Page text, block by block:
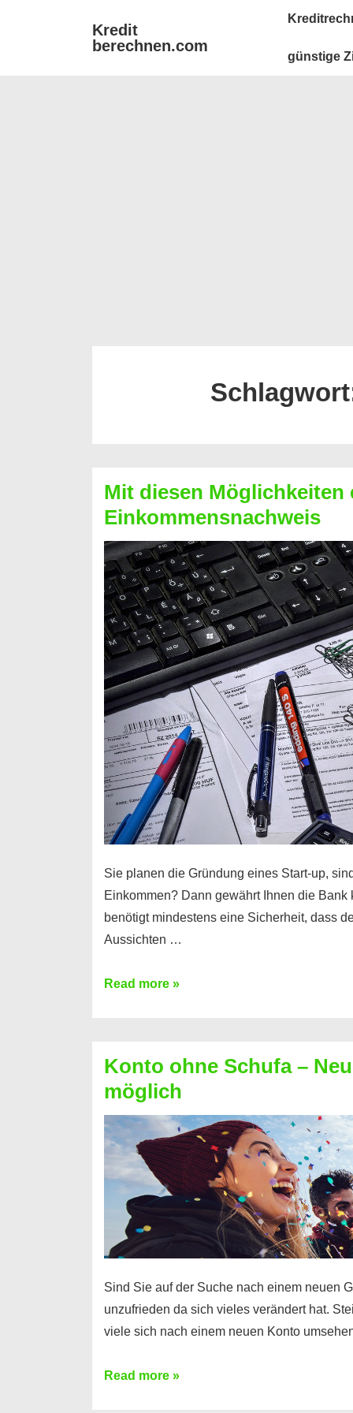
Kredit
berechnen.com
Main
günstige
Mit diesen Möglichkeiten
Einkommensnachweis
Sie planen die Gründung eines Start-up,
Einkommen? Dann gewährt Ihnen die
benötigt mindestens eine Sicherheit, dass
Aussichten …
Mit
Sie
einen
Kredit
ohne
Einkommensnachweis
Read more »
Konto ohne Schufa –
möglich
Sind Sie auf der Suche nach einem neuen
unzufrieden da sich vieles verändert hat.
viele sich nach einem neuen Konto
Konto
Read more »